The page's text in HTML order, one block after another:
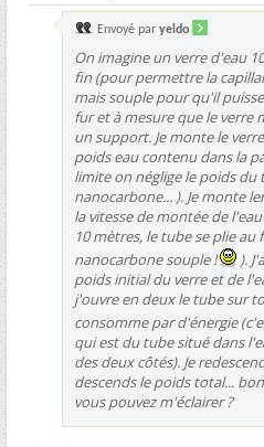
Envoyé par yeldo
On imagine un verre d'eau
fin (pour permettre la
mais souple pour qu'il
fur et à mesure que le verre
un support. Je monte le
poids eau contenu dans la
limite on néglige le poids du
nanocarbone... ). Je monte
la vitesse de montée de
10 mètres, le tube se plie au
nanocarbone souple !
).
poids initial du verre et de
j'ouvre en deux le tube sur
consomme par d'énergie
qui est du tube situé dans
des deux côtés). Je
descends le poids total...
vous pouvez m'éclairer ?